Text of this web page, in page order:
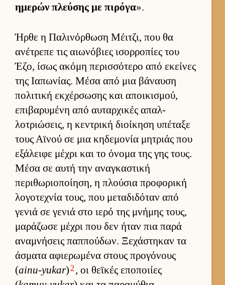
ημερών πλεύ­σης με πιρόγα».
Ήρθε η Παλινόρ­θωση Μέιτζι, που θα
ανέτρεπε τις αιω­νόβιες ισορ­ροπίες του
Έζο, ίσως ακόμη περισ­σότερο από εκεί­νες
της Ια­πωνίας. Μέσα από μια βάναυση
πολιτική εκ­χέρ­σωσης και αποι­κισμού,
επιβαρυμένη από αυ­ταρ­χικές απαλ­
λοτριώσεις, η κεντρική διοί­κηση υπέταξε
τους Αϊνού σε μια κηδεμονία μητριάς που
εξάλειφε μέχρι και το όνομα της γης τους.
Μέσα σε αυτή την αναγκαστική
περιθωριο­ποί­ηση, η πλού­σια προφορική
λογοτεχνία τους, που μεταδιδόταν από
γενιά σε γενιά στο ιερό της μνήμης τους,
μαράζωσε μέχρι που δεν ήταν πια παρά
αναμνήσεις παπ­πού­δων. Ξεχάστηκαν τα
άσματα αφιε­ρωμένα στους προγόνους
(ainu-yukar) 2 , οι θεϊκές εποποι­ίες